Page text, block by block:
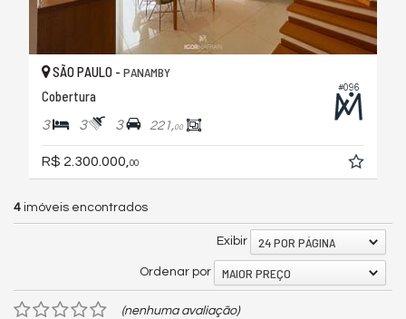
#096
SÃO PAULO - PANAMBY
Cobertura
3 3 3 221,00
R$ 2.300.000,00
4 imóveis encontrados
Exibir 24 POR PÁGINA
Ordenar por MAIOR PREÇO
(nenhuma avaliação)